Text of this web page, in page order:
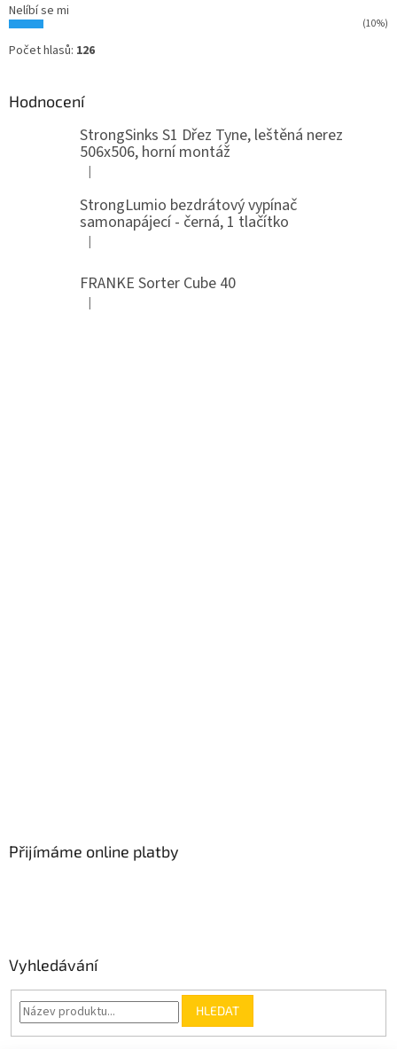
Nelíbí se mi
(10%)
Počet hlasů: 126
Hodnocení
StrongSinks S1 Dřez Tyne, leštěná nerez
506x506, horní montáž
Hodnocení produktu je 5 z 5 hvězdiček.
|
StrongLumio bezdrátový vypínač
samonapájecí - černá, 1 tlačítko
Hodnocení produktu je 4 z 5 hvězdiček.
|
FRANKE Sorter Cube 40
Hodnocení produktu je 3 z 5 hvězdiček.
|
Přijímáme online platby
Vyhledávání
HLEDAT